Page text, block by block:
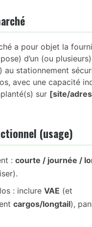
a pour objet la
d’un (ou plusieurs)
au stationnement
avec une capacité
sur [site/
(usage)
: courte / journée /
: inclure VAE (et
cargos/longtail),